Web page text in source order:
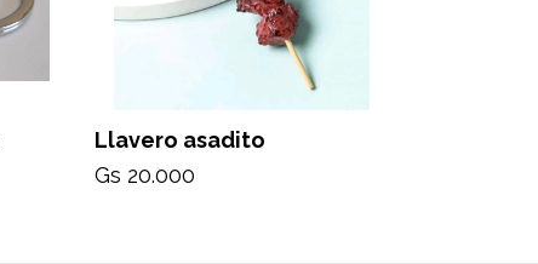
Llavero asadito
Gs 20.000